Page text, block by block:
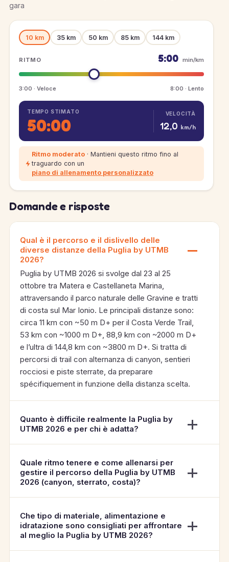
gara
10 km 35 km 50 km 85 km 144 km
RITMO 5:00 min/km
3:00 · Veloce 8:00 · Lento
TEMPO STIMATO
50:00
VELOCITÀ
12,0 km/h
Ritmo moderato · Mantieni questo ritmo fino al
traguardo con un
piano di allenamento personalizzato
Domande e risposte
Qual è il percorso e il dislivello delle
diverse distanze della Puglia by UTMB
2026?
Puglia by UTMB 2026 si svolge dal 23 al 25
ottobre tra Matera e Castellaneta Marina,
attraversando il parco naturale delle Gravine e tratti
di costa sul Mar Ionio. Le principali distanze sono:
circa 11 km con ~50 m D+ per il Costa Verde Trail,
53 km con ~1000 m D+, 88,9 km con ~2000 m D+
e l’ultra di 144,8 km con ~3800 m D+. Si tratta di
percorsi di trail con alternanza di canyon, sentieri
rocciosi e piste sterrate, da preparare
spécifiquement in funzione della distanza scelta.
Quanto è difficile realmente la Puglia by
UTMB 2026 e per chi è adatta?
Quale ritmo tenere e come allenarsi per
gestire il percorso della Puglia by UTMB
2026 (canyon, sterrato, costa)?
Che tipo di materiale, alimentazione e
idratazione sono consigliati per affrontare
al meglio la Puglia by UTMB 2026?